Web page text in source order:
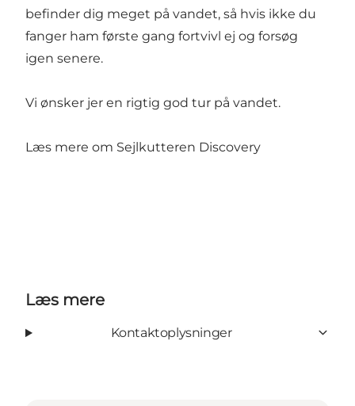
befinder dig meget på vandet, så hvis ikke du
fanger ham første gang fortvivl ej og forsøg
igen senere.
Vi ønsker jer en rigtig god tur på vandet.
Læs mere om Sejlkutteren Discovery
Læs mere
Kontaktoplysninger